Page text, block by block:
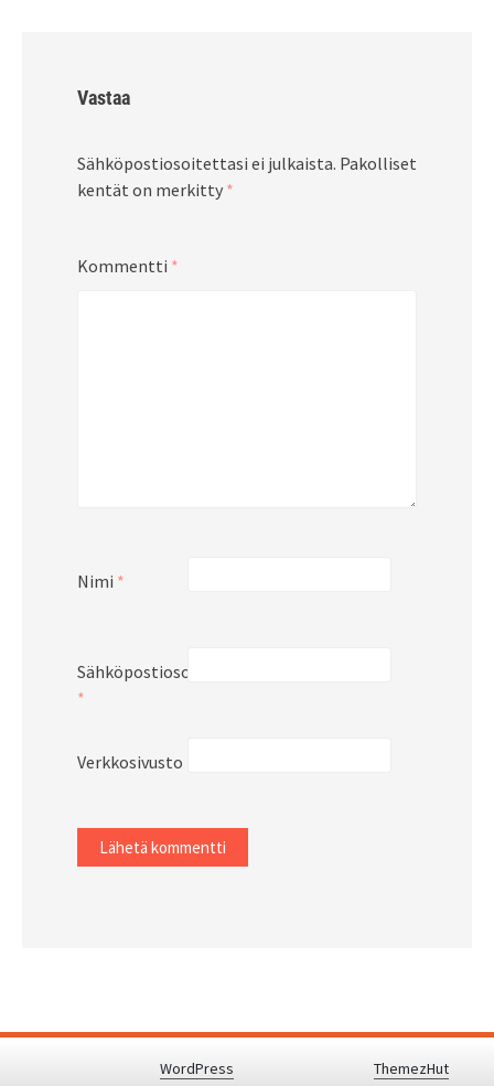
Vastaa
Sähköpostiosoitettasi ei julkaista. Pakolliset
kentät on merkitty *
Kommentti *
Nimi *
Sähköpostiosoite
*
Verkkosivusto
WordPress ThemezHut